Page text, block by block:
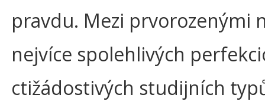
pravdu. Mezi prvorozenými
nejvíce spolehlivých
ctižádostivých studijních